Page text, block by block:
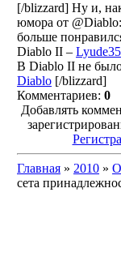
[/blizzard] Ну и,
юмора от
больше
Diablo II – Lyude35
В Diablo II не
Diablo [/blizzard]
Комментариев: 0
Добавлять
Главная » 2010 »
сета